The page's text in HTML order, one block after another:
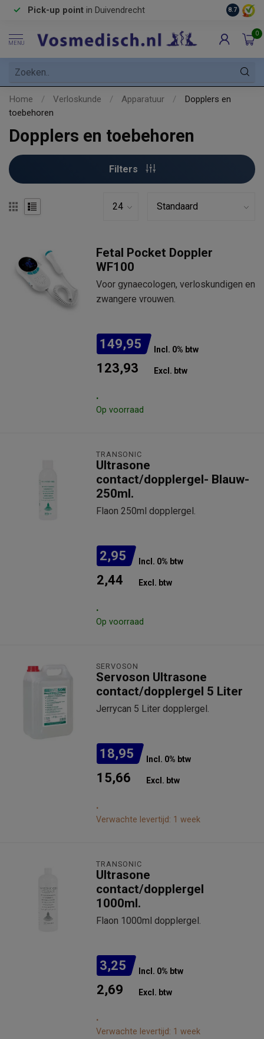
Pick-up point in Duivendrecht 8.7
MENU
0
Home / Verloskunde / Apparatuur /
Dopplers en
toebehoren
Dopplers en toebehoren
Filters
Fetal Pocket Doppler
WF100
Voor gynaecologen, verloskundigen en
zwangere vrouwen.
149,95 Incl. 0% btw
123,93 Excl. btw
.
Op voorraad
TRANSONIC
Ultrasone
contact/dopplergel- Blauw-
250ml.
Flaon 250ml dopplergel.
2,95 Incl. 0% btw
2,44 Excl. btw
.
Op voorraad
SERVOSON
Servoson Ultrasone
contact/dopplergel 5 Liter
Jerrycan 5 Liter dopplergel.
18,95 Incl. 0% btw
15,66 Excl. btw
.
Verwachte levertijd: 1 week
TRANSONIC
Ultrasone
contact/dopplergel
1000ml.
Flaon 1000ml dopplergel.
3,25 Incl. 0% btw
2,69 Excl. btw
.
Verwachte levertijd: 1 week